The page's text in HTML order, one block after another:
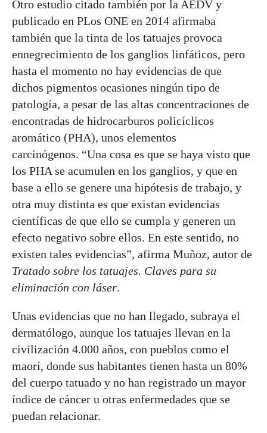
Otro estudio citado también por la AEDV y
publicado en PLos ONE en 2014 afirmaba
también que la tinta de los tatuajes provoca
ennegrecimiento de los ganglios linfáticos, pero
hasta el momento no hay evidencias de que
dichos pigmentos ocasiones ningún tipo de
patología, a pesar de las altas concentraciones de
encontradas de hidrocarburos policíclicos
aromático (PHA), unos elementos
carcinógenos. “Una cosa es que se haya visto que
los PHA se acumulen en los ganglios, y que en
base a ello se genere una hipótesis de trabajo, y
otra muy distinta es que existan evidencias
científicas de que ello se cumpla y generen un
efecto negativo sobre ellos. En este sentido, no
existen tales evidencias”, afirma Muñoz, autor de
Tratado sobre los tatuajes. Claves para su
eliminación con láser.
Unas evidencias que no han llegado, subraya el
dermatólogo, aunque los tatuajes llevan en la
civilización 4.000 años, con pueblos como el
maorí, donde sus habitantes tienen hasta un 80%
del cuerpo tatuado y no han registrado un mayor
índice de cáncer u otras enfermedades que se
puedan relacionar.